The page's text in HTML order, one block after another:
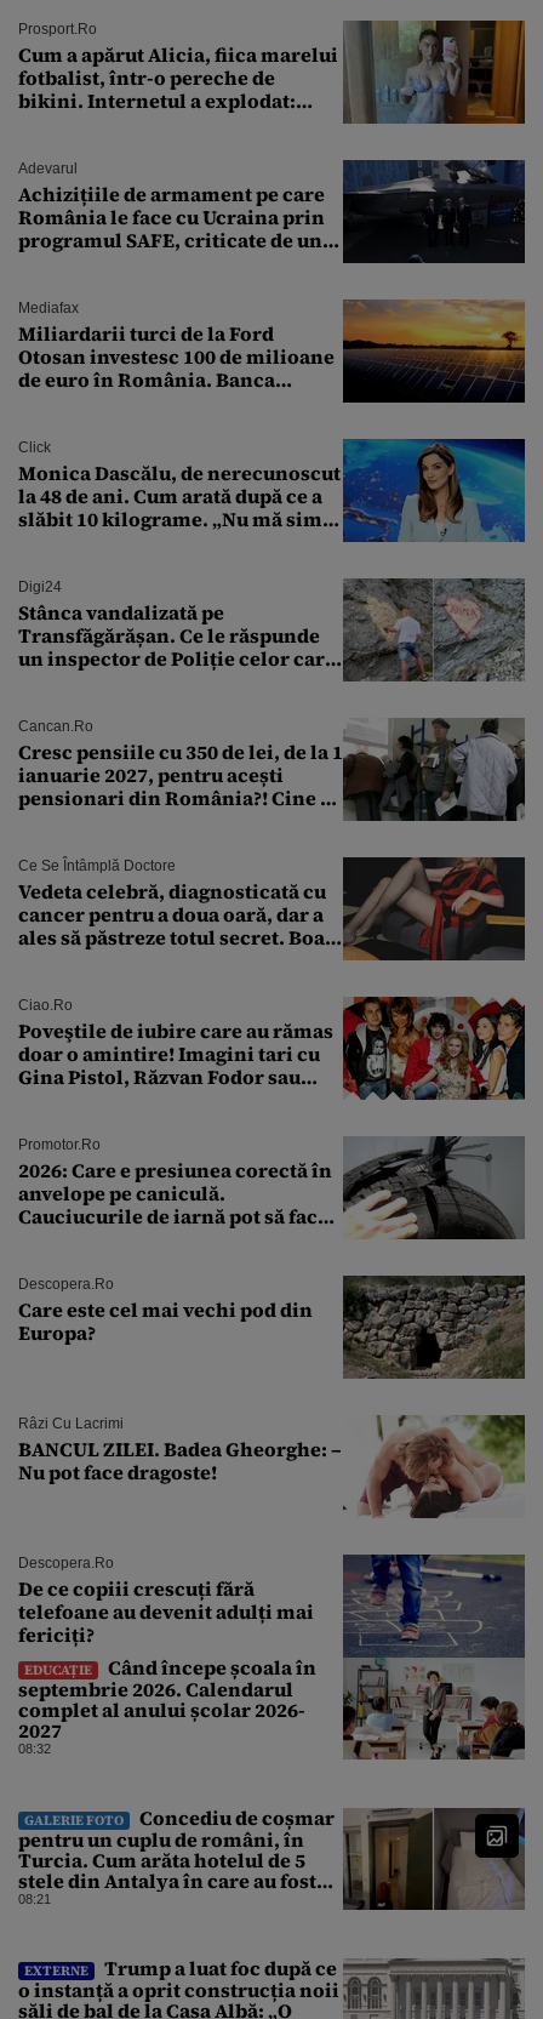
Prosport.ro
Cum a apărut Alicia, fiica marelui
fotbalist, într-o pereche de
bikini. Internetul a explodat:
Adevarul
Achizițiile de armament pe care
România le face cu Ucraina prin
programul SAFE, criticate de un
Mediafax
Miliardarii turci de la Ford
Otosan investesc 100 de milioane
de euro în România. Banca
Click
Monica Dascălu, de nerecunoscut
la 48 de ani. Cum arată după ce a
slăbit 10 kilograme. „Nu mă simt
Digi24
Stânca vandalizată pe
Transfăgărășan. Ce le răspunde
un inspector de Poliție celor care
Cancan.ro
Cresc pensiile cu 350 de lei, de la 1
ianuarie 2027, pentru acești
pensionari din România?! Cine se
Ce Se Întâmplă Doctore
Vedeta celebră, diagnosticată cu
cancer pentru a doua oară, dar a
ales să păstreze totul secret. Boala
Ciao.ro
Poveştile de iubire care au rămas
doar o amintire! Imagini tari cu
Gina Pistol, Răzvan Fodor sau
Promotor.ro
2026: Care e presiunea corectă în
anvelope pe caniculă.
Cauciucurile de iarnă pot să facă
Descopera.ro
Care este cel mai vechi pod din
Europa?
Râzi Cu Lacrimi
BANCUL ZILEI. Badea Gheorghe: –
Nu pot face dragoste!
Descopera.ro
De ce copiii crescuți fără
telefoane au devenit adulți mai
fericiți?
EDUCAȚIE
Când începe școala în
septembrie 2026. Calendarul
complet al anului școlar 2026-
2027
08:32
GALERIE FOTO
Concediu de coșmar
pentru un cuplu de români, în
Turcia. Cum arăta hotelul de 5
stele din Antalya în care au fost
cazați
08:21
EXTERNE
Trump a luat foc după ce
o instanță a oprit construcția noii
săli de bal de la Casa Albă: „O